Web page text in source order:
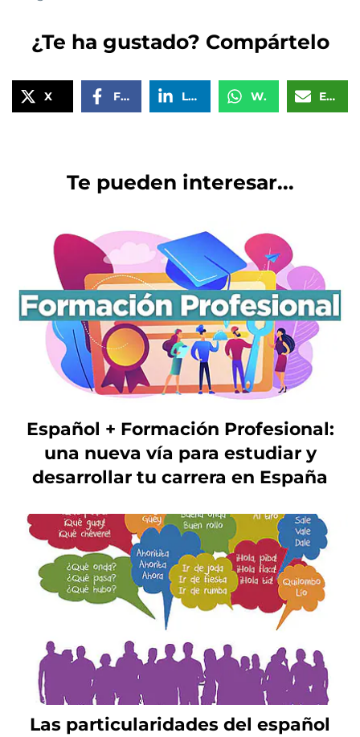
¿Te ha gustado? Compártelo
X Facebook LinkedIn WhatsApp Email
Te pueden interesar...
Español + Formación Profesional:
una nueva vía para estudiar y
desarrollar tu carrera en España
Las particularidades del español